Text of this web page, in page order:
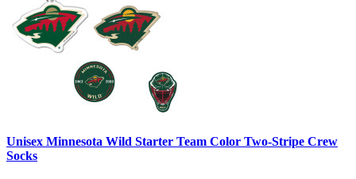
Unisex Minnesota Wild Starter Team Color Two-Stripe Crew
Socks